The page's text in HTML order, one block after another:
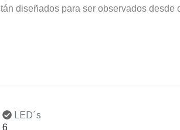
diseñados para ser observados
LED´s
6